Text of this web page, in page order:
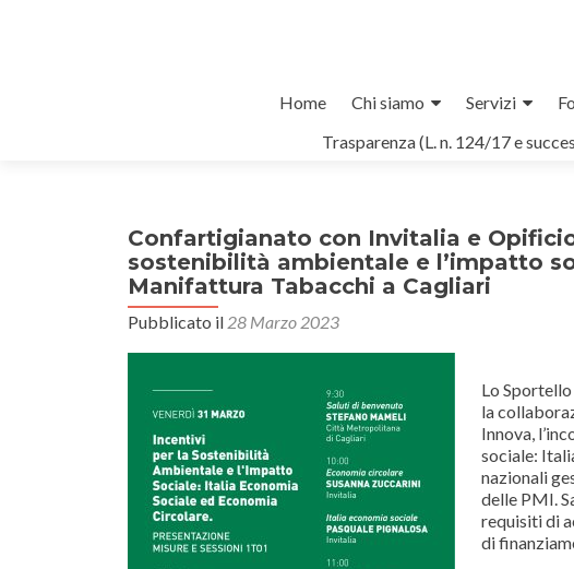
Home Chi siamo Servizi
Trasparenza (L. n. 124/17 e
Confartigianato con Invitalia e
sostenibilità ambientale e l’impatto
Manifattura Tabacchi a Cagliari
Pubblicato il 28 Marzo 2023
Lo
la
Innova,
sociale:
nazionali
delle PMI.
requisiti di
di